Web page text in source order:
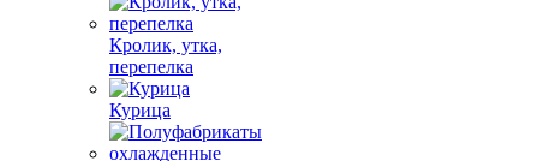
Кролик, утка,
перепелка
Курица